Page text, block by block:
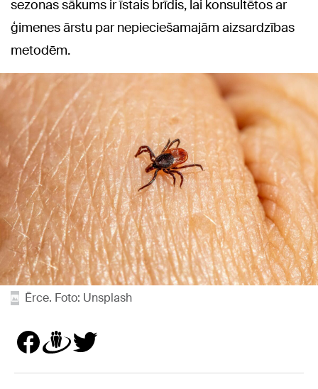
sezonas sākums ir īstais brīdis, lai konsultētos ar
ģimenes ārstu par nepieciešamajām aizsardzības
metodēm.
Ērce. Foto: Unsplash